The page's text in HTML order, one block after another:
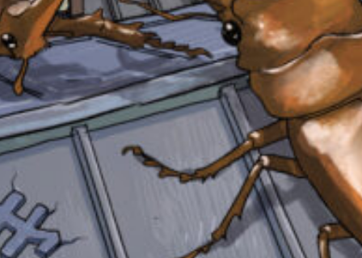
みんなの絵が
見られる
ギャラリー
い
え
度
認
し
て
み
戻